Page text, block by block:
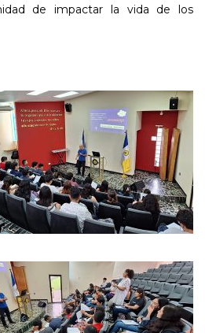
de impactar la vida de los